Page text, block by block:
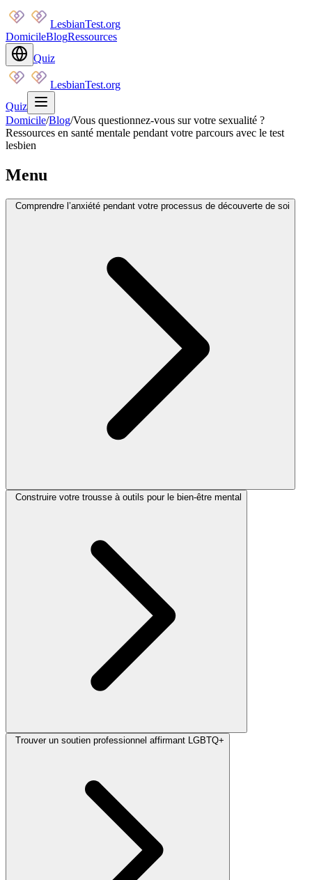
LesbianTest.org
DomicileBlogRessources
Quiz
LesbianTest.org
Quiz
Domicile/Blog/Vous questionnez-vous sur votre sexualité ?
Ressources en santé mentale pendant votre parcours avec le test
lesbien
Menu
Comprendre l’anxiété pendant votre processus de découverte de soi
Construire votre trousse à outils pour le bien-être mental
Trouver un soutien professionnel affirmant LGBTQ+